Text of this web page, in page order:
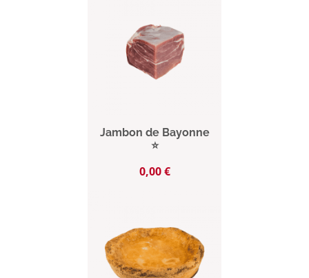
Jambon de Bayonne
⭐
Prix
0,00 €